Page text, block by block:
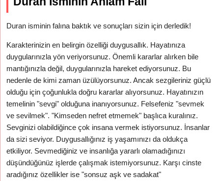
Duran isminin falına baktık ve sonuçları sizin için derledik!
Karakterinizin en belirgin özelliği duygusallık. Hayatınıza
duygularınızla yön veriyorsunuz. Önemli kararlar alırken bile
mantığınızla değil, duygularınızla hareket ediyorsunuz. Bu
nedenle de kimi zaman üzülüyorsunuz. Ancak sezgileriniz güçlü
olduğu için çoğunlukla doğru kararlar alıyorsunuz. Hayatınızın
temelinin "sevgi" olduğuna inanıyorsunuz. Felsefeniz "sevmek
ve sevilmek". "Kimseden nefret etmemek" başlıca kuralınız.
Sevginizi olabildiğince çok insana vermek istiyorsunuz. İnsanlar
da sizi seviyor. Duygusallığınız iş yaşamınızı da oldukça
etkiliyor. Sevmediğiniz ve insanlığa yararlı olamadığınızı
düşündüğünüz işlerde çalışmak istemiyorsunuz. Karşı cinste
aradığınız özellikler ise "sonsuz aşk ve sadakat"